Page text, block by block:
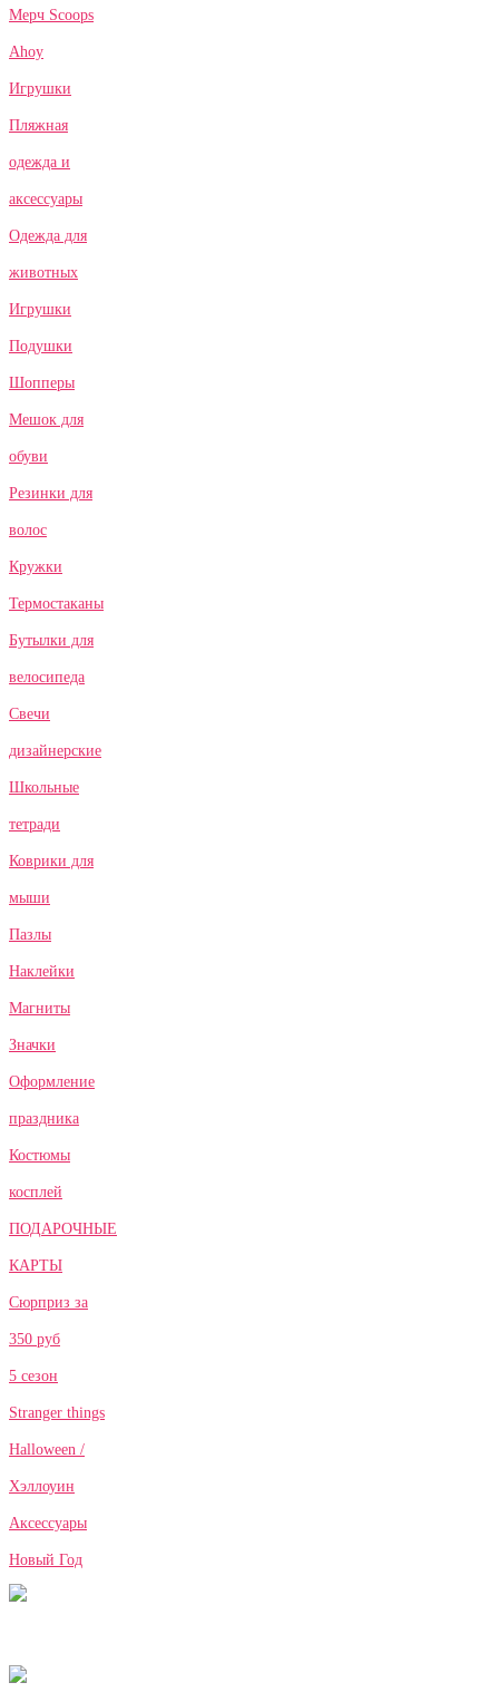
Мерч Scoops
Ahoy
Игрушки
Пляжная
одежда и
аксессуары
Одежда для
животных
Игрушки
Подушки
Шопперы
Мешок для
обуви
Резинки для
волос
Кружки
Термостаканы
Бутылки для
велосипеда
Свечи
дизайнерские
Школьные
тетради
Коврики для
мыши
Пазлы
Наклейки
Магниты
Значки
Оформление
праздника
Костюмы
косплей
ПОДАРОЧНЫЕ
КАРТЫ
Сюрприз за
350 руб
5 сезон
Stranger things
Halloween /
Хэллоуин
Аксессуары
Новый Год